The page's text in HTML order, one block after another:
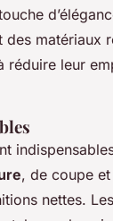
des matériaux
réduire leur
, de coupe et
nettes.